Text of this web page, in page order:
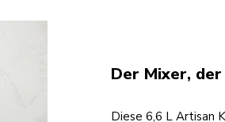
Der Mixer,
Diese 6,6 L Artisan